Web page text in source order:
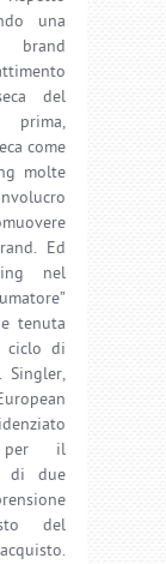
una
brand
del
prima,
come
molte
Ed
nel
tenuta
ciclo di
Singler,
per il
di due
del